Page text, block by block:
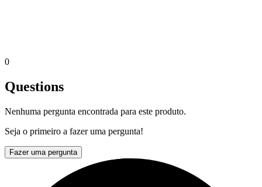
0
Questions
Nenhuma pergunta encontrada para este produto.
Seja o primeiro a fazer uma pergunta!
Fazer uma pergunta